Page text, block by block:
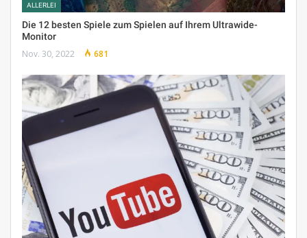
ALLERLEI
Die 12 besten Spiele zum Spielen auf Ihrem Ultrawide-
Monitor
Nov. 30, 2022 681